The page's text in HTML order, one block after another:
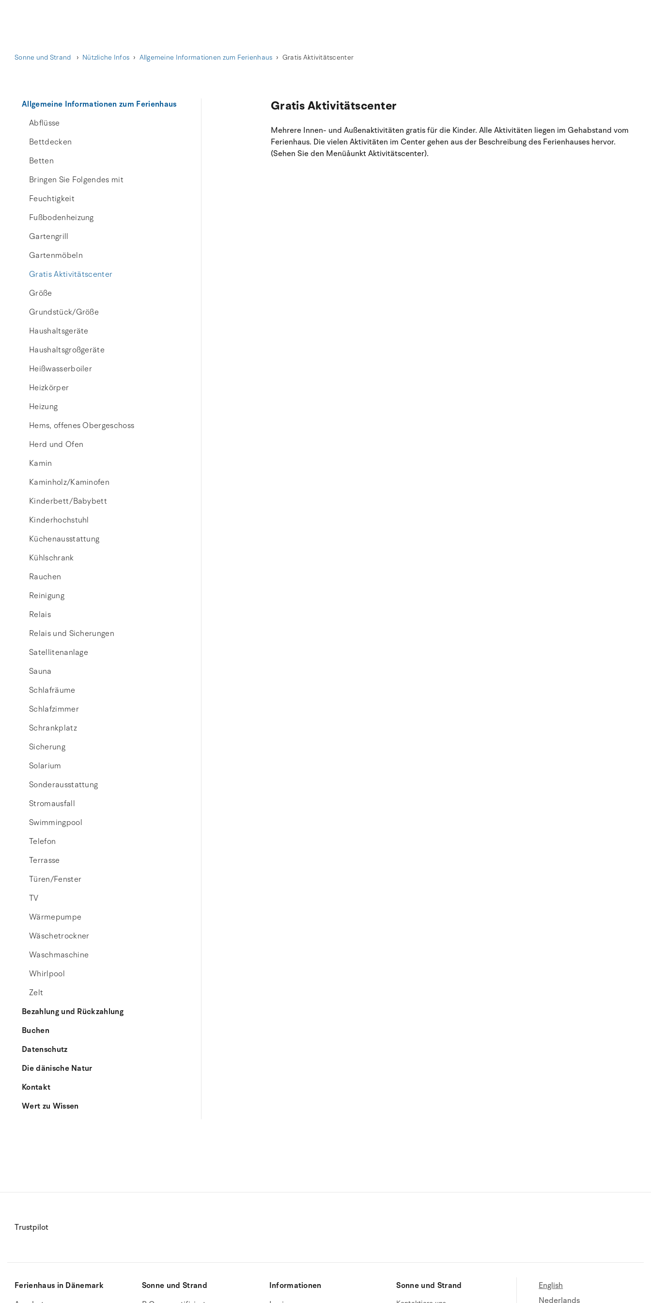
Sonne und Strand Nützliche Infos Allgemeine Informationen zum Ferienhaus Gratis Aktivitätscenter
Allgemeine Informationen zum Ferienhaus
Abflüsse
Bettdecken
Betten
Bringen Sie Folgendes mit
Feuchtigkeit
Fußbodenheizung
Gartengrill
Gartenmöbeln
Gratis Aktivitätscenter
Größe
Grundstück/Größe
Haushaltsgeräte
Haushaltsgroßgeräte
Heißwasserboiler
Heizkörper
Heizung
Hems, offenes Obergeschoss
Herd und Ofen
Kamin
Kaminholz/Kaminofen
Kinderbett/Babybett
Kinderhochstuhl
Küchenausstattung
Kühlschrank
Rauchen
Reinigung
Relais
Relais und Sicherungen
Satellitenanlage
Sauna
Schlafräume
Schlafzimmer
Schrankplatz
Sicherung
Solarium
Sonderausstattung
Stromausfall
Swimmingpool
Telefon
Terrasse
Türen/Fenster
TV
Wärmepumpe
Wäschetrockner
Waschmaschine
Whirlpool
Zelt
Bezahlung und Rückzahlung
Buchen
Datenschutz
Die dänische Natur
Kontakt
Wert zu Wissen
Gratis Aktivitätscenter
Mehrere Innen- und Außenaktivitäten gratis für die Kinder. Alle Aktivitäten liegen im Gehabstand vom
Ferienhaus. Die vielen Aktivitäten im Center gehen aus der Beschreibung des Ferienhauses hervor.
(Sehen Sie den Menüåunkt Aktivitätscenter).
Trustpilot
Ferienhaus in Dänemark
Sonne und Strand
Informationen
Sonne und Strand
English
Nederlands